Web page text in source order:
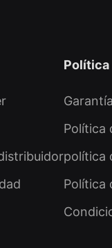
Política
Garantía
Política
política
Política